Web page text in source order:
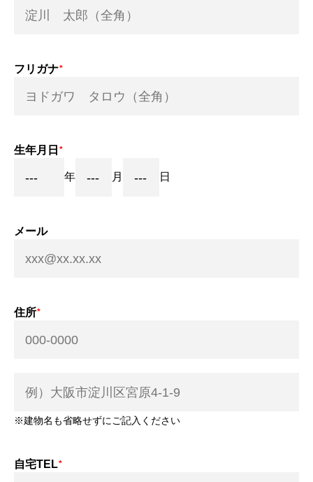
フリガナ
生年月日
年 月 日
メール
住所
※建物名も省略せずにご記入ください
自宅TEL